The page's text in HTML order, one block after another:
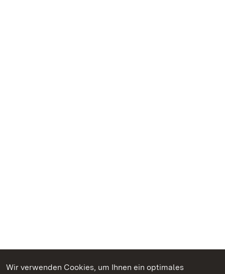
Wir verwenden Cookies, um Ihnen ein optimales